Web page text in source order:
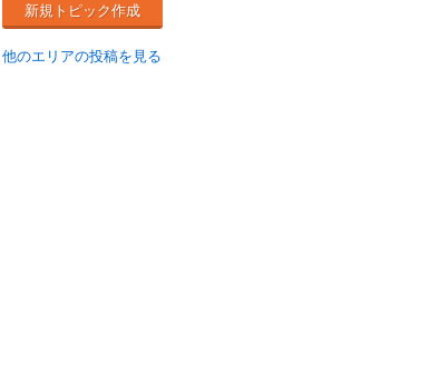
新規トピック作成
他のエリアの投稿を見る